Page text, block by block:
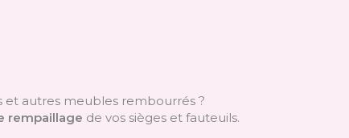
et autres meubles rembourrés ?
rempaillage de vos sièges et fauteuils.